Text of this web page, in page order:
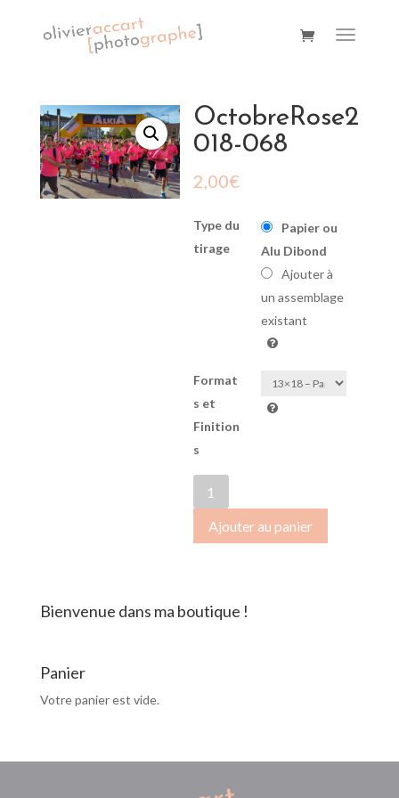
OctobreRose2
018-068
2,00€
Type du
tirage
Papier ou
Alu Dibond
Ajouter à
un assemblage
existant
Format
s et
Finition
s
de
OctobreRose2018-
068
Ajouter au panier
Bienvenue dans ma boutique !
Panier
Votre panier est vide.